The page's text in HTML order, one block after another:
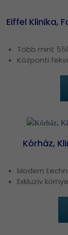
Eiffel Klinika,
Több mint
Központi
Kórház,
Modern
Exkluzív